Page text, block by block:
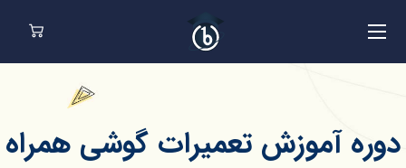
دوره آموزش تعمیرات گوشی همراه